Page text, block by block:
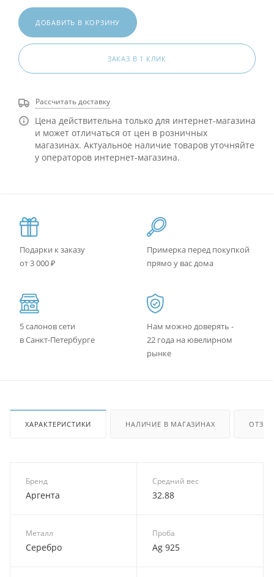
ДОБАВИТЬ В КОРЗИНУ
ЗАКАЗ В 1 КЛИК
Рассчитать доставку
Цена действительна только для интернет-магазина
и может отличаться от цен в розничных
магазинах. Актуальное наличие товаров уточняйте
у операторов интернет-магазина.
Подарки к заказу
от 3 000 ₽
Примерка перед покупкой
прямо у вас дома
5 салонов сети
в Санкт-Петербурге
Нам можно доверять -
22 года на ювелирном
рынке
ХАРАКТЕРИСТИКИ НАЛИЧИЕ В МАГАЗИНАХ
Бренд
Аргента
Средний вес
32.88
Металл
Серебро
Проба
Ag 925